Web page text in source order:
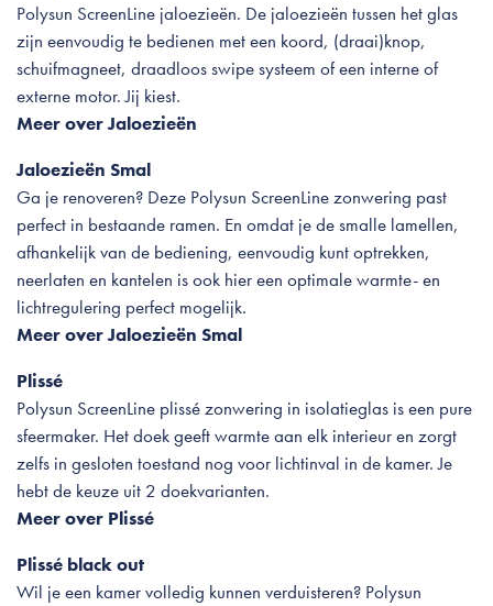
Polysun ScreenLine jaloezieën. De jaloezieën tussen het glas
zijn eenvoudig te bedienen met een koord, (draai)knop,
schuifmagneet, draadloos swipe systeem of een interne of
externe motor. Jij kiest.
Meer over Jaloezieën
Jaloezieën Smal
Ga je renoveren? Deze Polysun ScreenLine zonwering past
perfect in bestaande ramen. En omdat je de smalle lamellen,
afhankelijk van de bediening, eenvoudig kunt optrekken,
neerlaten en kantelen is ook hier een optimale warmte- en
lichtregulering perfect mogelijk.
Meer over Jaloezieën Smal
Plissé
Polysun ScreenLine plissé zonwering in isolatieglas is een pure
sfeermaker. Het doek geeft warmte aan elk interieur en zorgt
zelfs in gesloten toestand nog voor lichtinval in de kamer. Je
hebt de keuze uit 2 doekvarianten.
Meer over Plissé
Plissé black out
Wil je een kamer volledig kunnen verduisteren? Polysun